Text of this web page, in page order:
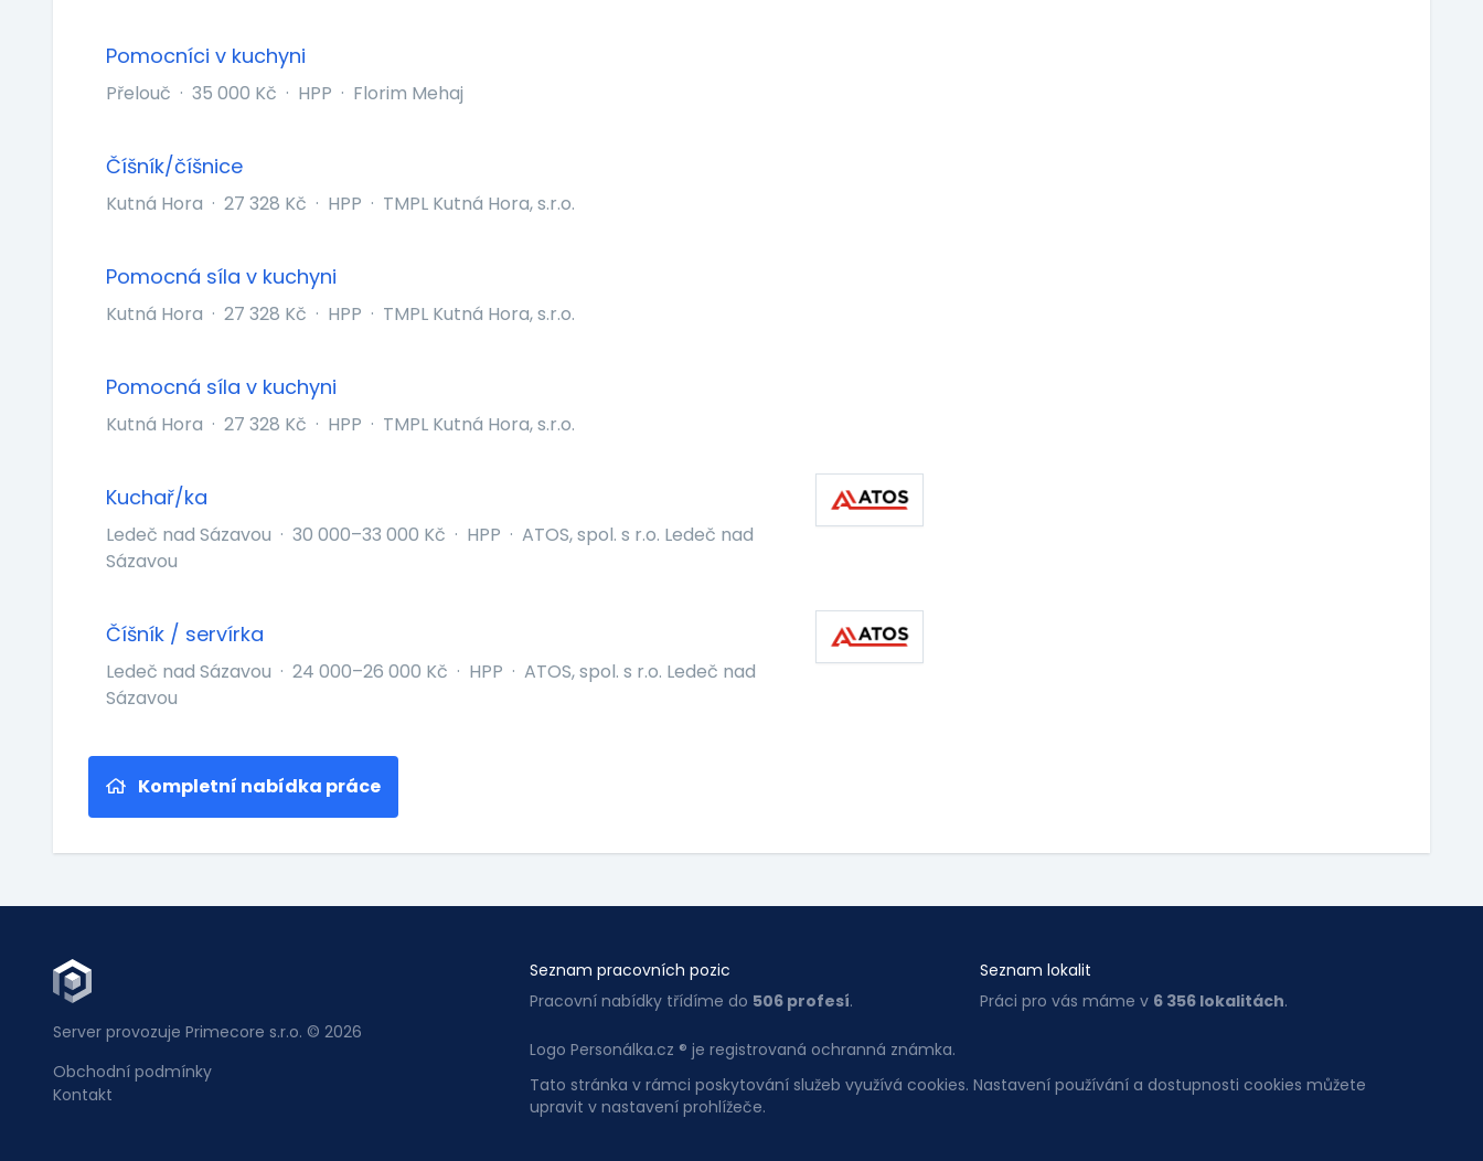
Pomocníci v kuchyni
Přelouč · 35 000 Kč · HPP · Florim Mehaj
Číšník/číšnice
Kutná Hora · 27 328 Kč · HPP · TMPL Kutná Hora, s.r.o.
Pomocná síla v kuchyni
Kutná Hora · 27 328 Kč · HPP · TMPL Kutná Hora, s.r.o.
Pomocná síla v kuchyni
Kutná Hora · 27 328 Kč · HPP · TMPL Kutná Hora, s.r.o.
Kuchař/ka
Ledeč nad Sázavou · 30 000–33 000 Kč · HPP · ATOS, spol. s r.o. Ledeč nad
Sázavou
Číšník / servírka
Ledeč nad Sázavou · 24 000–26 000 Kč · HPP · ATOS, spol. s r.o. Ledeč nad
Sázavou
Kompletní nabídka práce
Server provozuje Primecore s.r.o. © 2026
Obchodní podmínky
Kontakt
Seznam pracovních pozic
Pracovní nabídky třídíme do 506 profesí.
Seznam lokalit
Práci pro vás máme v 6 356 lokalitách.
Logo Personálka.cz ® je registrovaná ochranná známka.
Tato stránka v rámci poskytování služeb využívá cookies. Nastavení používání a dostupnosti cookies můžete
upravit v nastavení prohlížeče.